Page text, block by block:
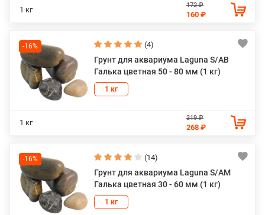
1 кг
172 ₽
160 ₽
-16% (4)
Грунт для аквариума Laguna S/AB
Галька цветная 50 - 80 мм (1 кг)
1 кг
1 кг
319 ₽
268 ₽
-16% (14)
Грунт для аквариума Laguna S/AM
Галька цветная 30 - 60 мм (1 кг)
1 кг